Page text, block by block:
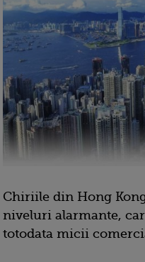
Chiriile din Hong
niveluri alarmante,
totodata micii